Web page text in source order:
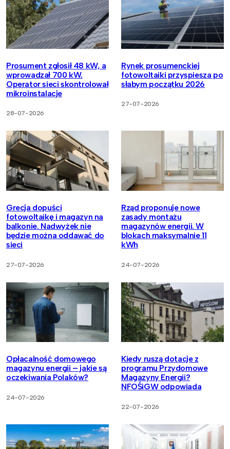
Prosument zgłosił 48 kW, a
wprowadzał 700 kW.
Operator sieci skontrolował
mikroinstalacje
28-07-2026
Rynek prosumenckiej
fotowoltaiki przyspiesza po
słabym początku 2026
27-07-2026
Grecja dopuści
fotowoltaikę i magazyn na
balkonie. Nadwyżek nie
będzie można oddawać do
sieci
27-07-2026
Rząd proponuje nowe
zasady montażu
magazynów energii. W
blokach maksymalnie 11
kWh
24-07-2026
Opłacalność domowego
magazynu energii – jakie są
oczekiwania Polaków?
24-07-2026
Kiedy ruszą dotacje z
programu Przydomowe
Magazyny Energii?
NFOŚiGW odpowiada
22-07-2026